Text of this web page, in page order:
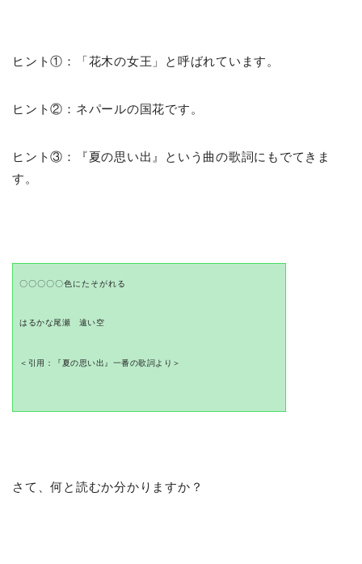
ヒント①：「花木の女王」と呼ばれています。
ヒント②：ネパールの国花です。
ヒント③：『夏の思い出』という曲の歌詞にもでてきま
す。
〇〇〇〇〇色にたそがれる
はるかな尾瀬 遠い空
＜引用：『夏の思い出』一番の歌詞より＞
さて、何と読むか分かりますか？